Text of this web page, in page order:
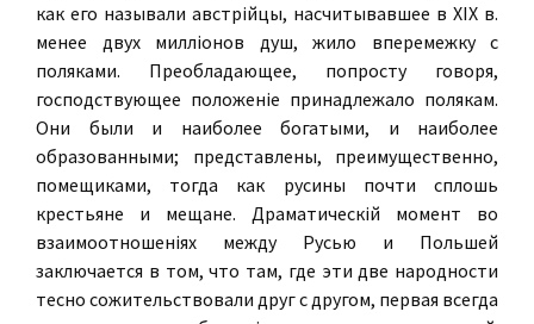
как его называли австрiйцы, насчитывавшее в XIX в.
менее двух миллiонов душ, жило вперемежку с
поляками. Преобладающее, попросту говоря,
господствующее положенiе принадлежало полякам.
Они были и наиболее богатыми, и наиболее
образованными; представлены, преимущественно,
помещиками, тогда как русины почти сплошь
крестьяне и мещане. Драматическiй момент во
взаимоотношенiях между Русью и Польшей
заключается в том, что там, где эти две народности
тесно сожительствовали друг с другом, первая всегда